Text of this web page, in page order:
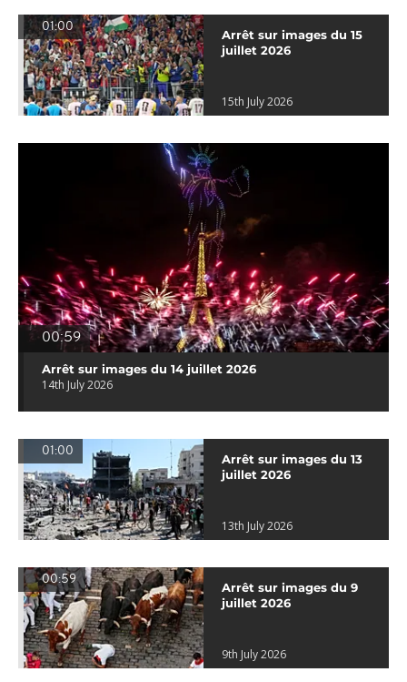
01:00
Arrêt sur images du 15
juillet 2026
15th July 2026
00:59
Arrêt sur images du 14 juillet 2026
14th July 2026
01:00
Arrêt sur images du 13
juillet 2026
13th July 2026
00:59
Arrêt sur images du 9
juillet 2026
9th July 2026